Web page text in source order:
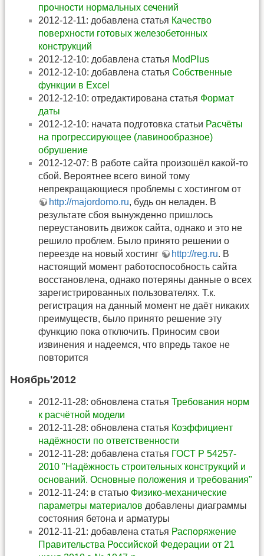
прочности нормальных сечений
2012-12-11: добавлена статья Качество
поверхности готовых железобетонных
конструкций
2012-12-10: добавлена статья ModPlus
2012-12-10: добавлена статья Собственные
функции в Excel
2012-12-10: отредактирована статья Формат
даты
2012-12-10: начата подготовка статьи Расчёты
на прогрессирующее (лавинообразное)
обрушение
2012-12-07: В работе сайта произошёл какой-то
сбой. Вероятнее всего виной тому
непрекращающиеся проблемы с хостингом от
http://majordomo.ru, будь он неладен. В
результате сбоя вынужденно пришлось
переустановить движок сайта, однако и это не
решило проблем. Было принято решении о
переезде на новый хостинг
http://reg.ru. В
настоящий момент работоспособность сайта
восстановлена, однако потеряны данные о всех
зарегистрированных пользователях. Т.к.
регистрация на данный момент не даёт никаких
преимуществ, было принято решение эту
функцию пока отключить. Приносим свои
извинения и надеемся, что впредь такое не
повторится
Ноябрь'2012
2012-11-28: обновлена статья Требования норм
к расчётной модели
2012-11-28: обновлена статья Коэффициент
надёжности по ответственности
2012-11-28: добавлена статья ГОСТ Р 54257-
2010 "Надёжность строительных конструкций и
оснований. Основные положения и требования"
2012-11-24: в статью Физико-механические
параметры материалов добавлены диаграммы
состояния бетона и арматуры
2012-11-21: добавлена статья Распоряжение
Правительства Российской Федерации от 21